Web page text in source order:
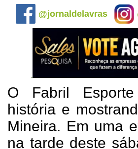
@jornaldelavras
O Fabril
história e
Mineira. Em uma
na tarde deste